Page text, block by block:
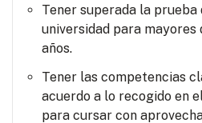
Tener superada la prueba
universidad para mayores
años.
Tener las competencias
acuerdo a lo recogido en
para cursar con